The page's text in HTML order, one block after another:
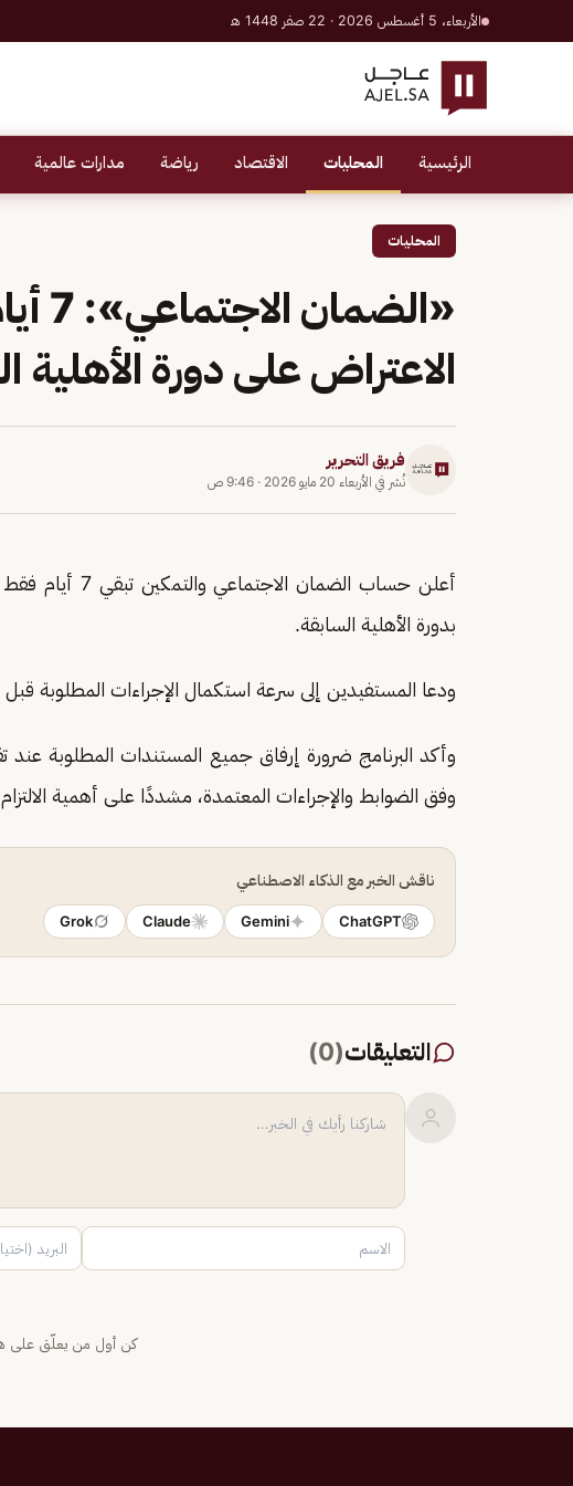
الأربعاء، 5 أغسطس 2026 · 22 صفر 1448 هـ
الرئيسية المحليات الاقتصاد رياضة مدارات عالمية
المحليات
الاعتراض على دورة الأهلية
فريق التحرير
نُشر في الأربعاء 20 مايو 2026 · 9:46 ص
أعلن حساب
بدورة الأهلية السابقة.
ودعا المستفيدين إلى سرعة استكمال الإجراءات المطلوبة قبل موعد
وأكد البرنامج ضرورة إرفاق جميع المستندات المطلوبة عند
وفق الضوابط والإجراءات المعتمدة، مشددًا على أهمية الالتزام
ناقش الخبر مع الذكاء الاصطناعي
ChatGPT
Gemini
Claude
Grok
التعليقات(
0
)
كن أول من يعلّق على